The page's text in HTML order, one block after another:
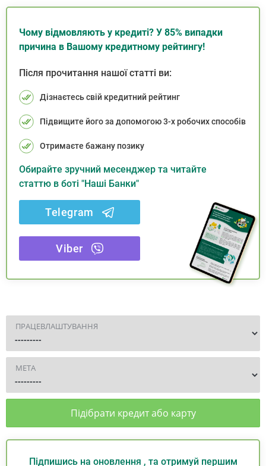
Чому відмовляють у кредиті? У 85% випадки
причина в Вашому кредитному рейтингу!
Після прочитання нашої статті ви:
Дізнаєтесь свій кредитний рейтинг
Підвищите його за допомогою 3-х робочих способів
Отримаєте бажану позику
Обирайте зручний месенджер та читайте
статтю в боті "Наші Банки"
Telegram
Viber
ПРАЦЕВЛАШТУВАННЯ
МЕТА
Підібрати кредит або карту
Підпишись на оновлення , та отримуй першим